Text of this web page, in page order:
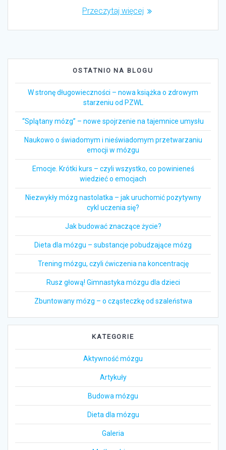
Przeczytaj więcej
OSTATNIO NA BLOGU
W stronę długowieczności – nowa książka o zdrowym
starzeniu od PZWL
“Splątany mózg” – nowe spojrzenie na tajemnice umysłu
Naukowo o świadomym i nieświadomym przetwarzaniu
emocji w mózgu
Emocje. Krótki kurs – czyli wszystko, co powinieneś
wiedzieć o emocjach
Niezwykły mózg nastolatka – jak uruchomić pozytywny
cykl uczenia się?
Jak budować znaczące życie?
Dieta dla mózgu – substancje pobudzające mózg
Trening mózgu, czyli ćwiczenia na koncentrację
Rusz głową! Gimnastyka mózgu dla dzieci
Zbuntowany mózg – o cząsteczkę od szaleństwa
KATEGORIE
Aktywność mózgu
Artykuły
Budowa mózgu
Dieta dla mózgu
Galeria